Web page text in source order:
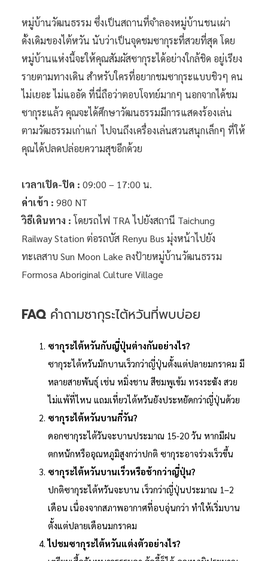
หมู่บ้านวัฒนธรรม ซึ่งเป็นสถานที่จำลองหมู่บ้านชนเผ่า
ดั้งเดิมของไต้หวัน นับว่าเป็นจุดชมซากุระที่สวยที่สุด โดย
หมู่บ้านแห่งนี้จะให้คุณสัมผัสซากุระได้อย่างใกล้ชิด อยู่เรียง
รายตามทางเดิน สำหรับใครที่อยากชมซากุระแบบชิวๆ คน
ไม่เยอะ ไม่แออัด ที่นี่ถือว่าตอบโจทย์มากๆ นอกจากได้ชม
ซากุระแล้ว คุณจะได้ศึกษาวัฒนธรรมมีการแสดงร้องเล่น
ตามวัฒธรรมเก่าแก่ ไปจนถึงเครื่องเล่นสวนสนุกเล็กๆ ที่ให้
คุณได้ปลดปล่อยความสุขอีกด้วย
เวลาเปิด-ปิด : 09:00 – 17:00 น.
ค่าเข้า : 980 NT
วิธีเดินทาง : โดยรถไฟ TRA ไปยังสถานี Taichung
Railway Station ต่อรถบัส Renyu Bus มุ่งหน้าไปยัง
ทะเลสาบ Sun Moon Lake ลงป้ายหมู่บ้านวัฒนธรรม
Formosa Aboriginal Culture Village
FAQ คำถามซากุระไต้หวันที่พบบ่อย
ซากุระไต้หวันกับญี่ปุ่นต่างกันอย่างไร?
ซากุระไต้หวันมักบานเร็วกว่าญี่ปุ่นตั้งแต่ปลายมกราคม มี
หลายสายพันธุ์ เช่น หมิ่งชาน สีชมพูเข้ม ทรงระฆัง สวย
ไม่แพ้ที่ไหน แถมเที่ยวไต้หวันยังประหยัดกว่าญี่ปุ่นด้วย
ซากุระไต้หวันบานกี่วัน?
ดอกซากุระไต้วันจะบานประมาณ 15-20 วัน หากมีฝน
ตกหนักหรืออุณหภูมิสูงกว่าปกติ ซากุระอาจร่วงเร็วขึ้น
ซากุระไต้หวันบานเร็วหรือช้ากว่าญี่ปุ่น?
ปกติซากุระไต้หวันจะบาน เร็วกว่าญี่ปุ่นประมาณ 1–2
เดือน เนื่องจากสภาพอากาศที่อบอุ่นกว่า ทำให้เริ่มบาน
ตั้งแต่ปลายเดือนมกราคม
ไปชมซากุระไต้หวันแต่งตัวอย่างไร?